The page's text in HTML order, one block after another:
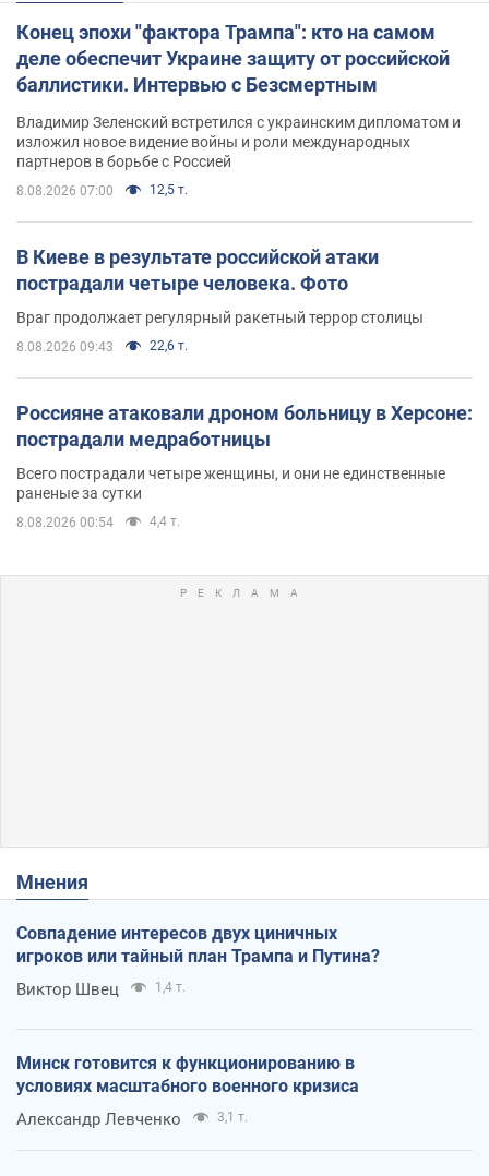
Конец эпохи "фактора Трампа": кто на самом
деле обеспечит Украине защиту от российской
баллистики. Интервью с Безсмертным
Владимир Зеленский встретился с украинским дипломатом и
изложил новое видение войны и роли международных
партнеров в борьбе с Россией
8.08.2026 07:00 12,5 т.
В Киеве в результате российской атаки
пострадали четыре человека. Фото
Враг продолжает регулярный ракетный террор столицы
8.08.2026 09:43 22,6 т.
Россияне атаковали дроном больницу в Херсоне:
пострадали медработницы
Всего пострадали четыре женщины, и они не единственные
раненые за сутки
8.08.2026 00:54 4,4 т.
Мнения
Совпадение интересов двух циничных
игроков или тайный план Трампа и Путина?
Виктор Швец 1,4 т.
Минск готовится к функционированию в
условиях масштабного военного кризиса
Александр Левченко 3,1 т.